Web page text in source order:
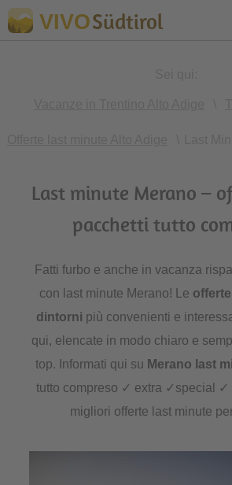
VIVOSüdtirol
Last minute Merano –
pacchetti tutto
Fatti furbo e anche in vacanza
con last minute Merano! Le
dintorni più convenienti e
qui, elencate in modo chiaro e
top. Informati qui su Merano last
tutto compreso ✓ extra ✓special ✓
migliori offerte last minute